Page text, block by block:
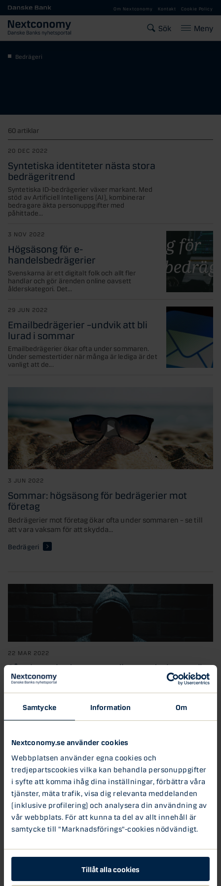
Samtycke Information Om
Nextconomy.se använder cookies
Webbplatsen använder egna cookies och
tredjepartscookies vilka kan behandla personuppgifter
i syfte att komma ihåg dina inställningar, förbättra våra
tjänster, mäta trafik, visa dig relevanta meddelanden
(inklusive profilering) och analysera din användning av
vår webbplats. För att kunna ta del av allt innehåll är
samtycke till "Marknadsförings"-cookies nödvändigt.
Tillåt alla cookies
Gå till huvudinnehåll
Om Nextconomy Kontakt Cookie Policy
Sök Meny
Bedrägeri
60 artiklar
20 DEC 2022
Syntetiska identiteter nästa stora
bedrägeritrend
Syntetiska ID-bedrägerier växer markant. Med
stöd av Artificiell Intelligens (AI), kombinerar
bedragare äkta personuppgifter med
påhittade...
3 NOV 2022
Högsäsong för e-
handelsbedrägerier
Svenskarna är ett digitalt folk och allt fler
handlar och gör ärenden online oavsett
ålderskategori. Det...
29 JUN 2022
Emailbedrägerier –undvik att bli
lurad i sommar
Emailbedrägerier ökar ofta under sommaren.
Under semestertider när många är lediga är det
vanligt att de...
3 JUN 2022
Sommar: högsäsong för bedrägerier mot
företag
Bedrägerier mot företag ökar ofta under sommaren – se till
att vara vaksam för att skydda...
Bedrägeri
22 MAR 2022
Så arbetar bedragarna – dina medarbetare är
den svagaste länken
Hundratals miljoner investeras varje år för att skydda företag
Bedrägeri
2 MAR 2022
Skärpta ID-krav vid fakturaköp
online
Att handla online har ökat successivt under
många år. Onlinehandel fick dock en rejäl skjuts
under...
3 JAN 2022
säkerhetsprocesser ur spel
Cyberkriminella utmanar företagens